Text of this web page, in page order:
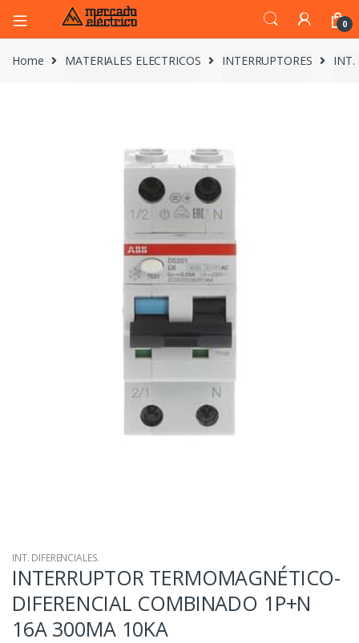
0
Home MATERIALES ELECTRICOS INTERRUPTORES INT.
INT. DIFERENCIALES.
INTERRUPTOR TERMOMAGNÉTICO-
DIFERENCIAL COMBINADO 1P+N
16A 300MA 10KA